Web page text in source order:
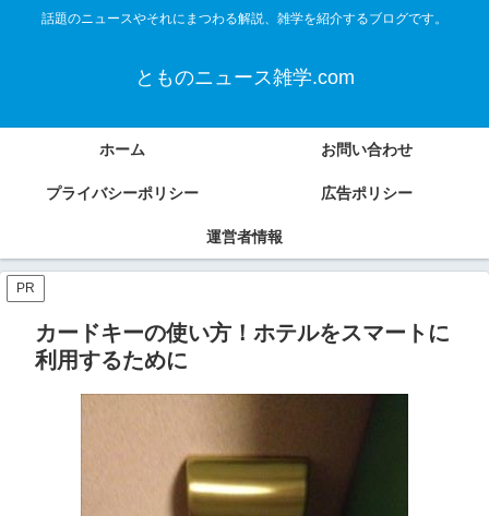
話題のニュースやそれにまつわる解説、雑学を紹介するブログです。
とものニュース雑学.com
ホーム お問い合わせ
プライバシーポリシー 広告ポリシー
運営者情報
PR
カードキーの使い方！ホテルをスマートに
利用するために